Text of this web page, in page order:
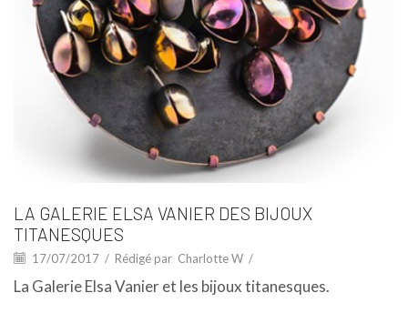
LA GALERIE ELSA VANIER DES BIJOUX
TITANESQUES
17/07/2017 / Rédigé par Charlotte W /
La Galerie Elsa Vanier et les bijoux titanesques.